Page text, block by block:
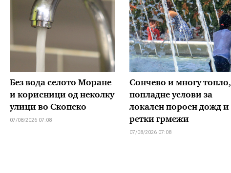
Без вода селото Моране
и корисници од неколку
улици во Скопско
07/08/2026 07:08
Сончево и многу топло,
попладне услови за
локален пороен дожд и
ретки грмежи
07/08/2026 07:08